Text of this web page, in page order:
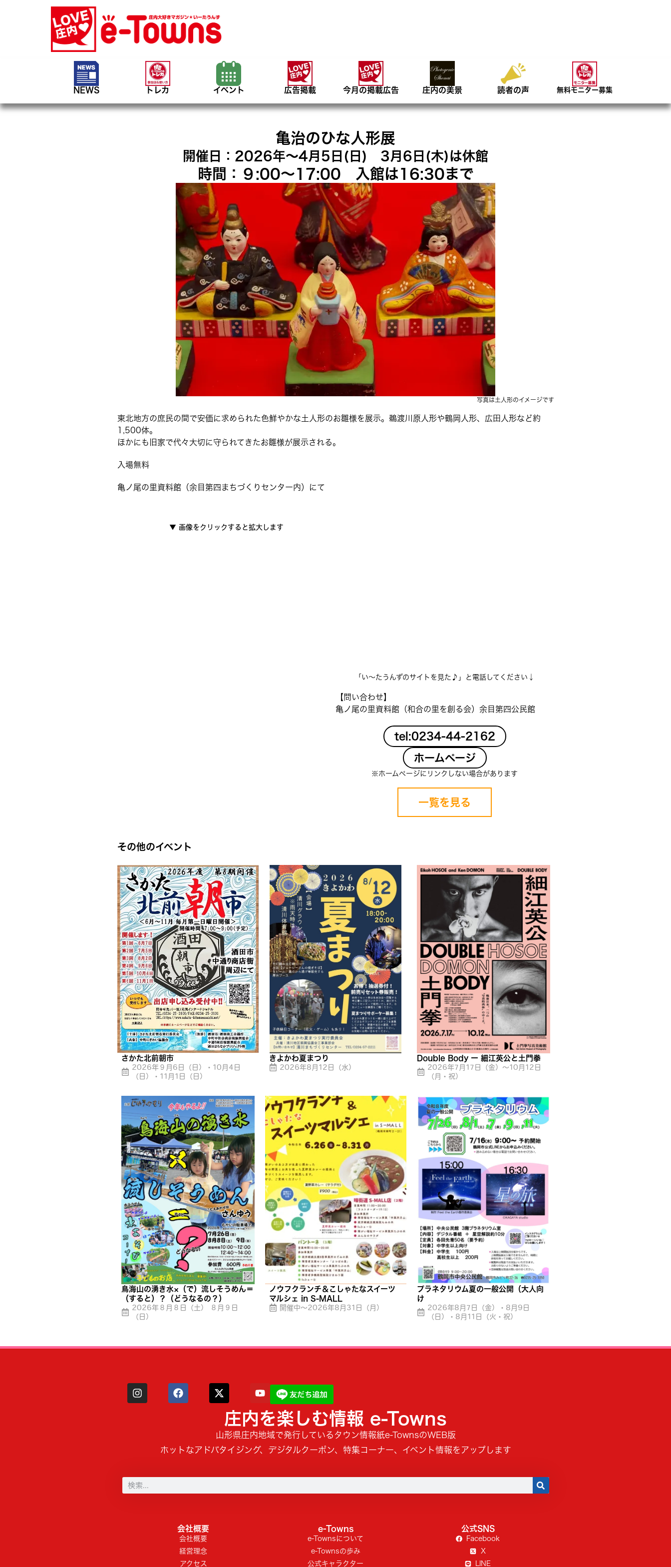
NEWS トレカ イベント 広告掲載 今月の掲載広告 庄内の美景 読者の声 無料モニター募集
亀治のひな人形展
開催日：2026年～4月5日(日) 3月6日(木)は休館
時間：９:00～17:00 入館は16:30まで
写真は土人形のイメージです
東北地方の庶民の間で安価に求められた色鮮やかな土人形のお雛様を展示。鵜渡川原人形や鶴岡人形、広田人形など約
1,500体。
ほかにも旧家で代々大切に守られてきたお雛様が展示される。
入場無料
亀ノ尾の里資料館（余目第四まちづくりセンター内）にて
▼ 画像をクリックすると拡大します
「い〜たうんずのサイトを見た♪」と電話してください↓
【問い合わせ】
亀ノ尾の里資料館（和合の里を創る会）余目第四公民館
tel:0234-44-2162
ホームページ
※ホームページにリンクしない場合があります
一覧を見る
その他のイベント
さかた北前朝市
​2026年９月6日（日）・10月4日
（日）・11月1日（日）
きよかわ夏まつり
2026年8月12日（水）
Double Body ー 細江英公と土門拳
2026年7月17日（金）〜10月12日
（月・祝）
鳥海山の湧き水×（で）流しそうめん＝
（すると）？（どうなるの？）
2026年８月８日（土） ８月９日
（日）
ノウフクランチ＆こしゃたなスイーツ
マルシェ in S-MALL
開催中〜2026年8月31日（月）
プラネタリウム夏の一般公開（大人向
け
2026年8月7日（金）・8月9日
（日）・8月11日（火・祝）
庄内を楽しむ情報 e-Towns
山形県庄内地域で発行しているタウン情報紙e-TownsのWEB版
ホットなアドバタイジング、デジタルクーポン、特集コーナー、イベント情報をアップします
会社概要
会社概要
経営理念
アクセス
e-Towns
e-Townsについて
e-Townsの歩み
公式キャラクター
公式SNS
Facebook
X
LINE